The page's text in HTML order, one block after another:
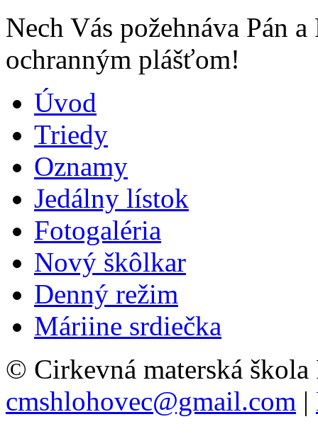
Nech Vás požehnáva Pán
ochranným plášťom!
Úvod
Triedy
Oznamy
Jedálny lístok
Fotogaléria
Nový škôlkar
Denný režim
Máriine srdiečka
© Cirkevná materská
cmshlohovec@gmail.com |